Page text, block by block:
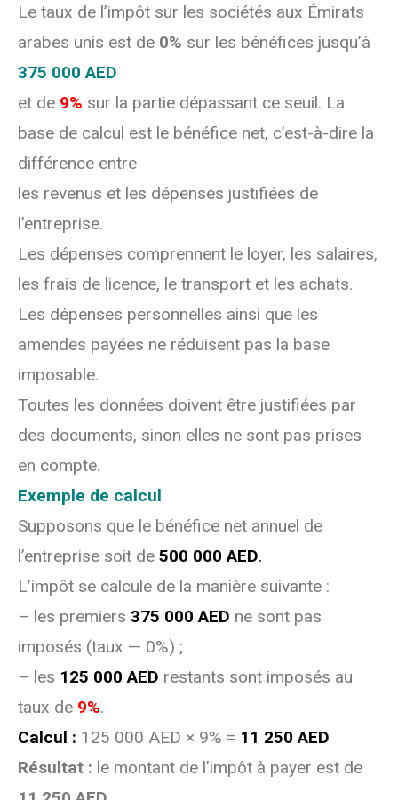
Le taux de l’impôt sur les sociétés aux Émirats
arabes unis est de 0% sur les bénéfices jusqu’à
375 000 AED
et de 9% sur la partie dépassant ce seuil. La
base de calcul est le bénéfice net, c’est-à-dire la
différence entre
les revenus et les dépenses justifiées de
l’entreprise.
Les dépenses comprennent le loyer, les salaires,
les frais de licence, le transport et les achats.
Les dépenses personnelles ainsi que les
amendes payées ne réduisent pas la base
imposable.
Toutes les données doivent être justifiées par
des documents, sinon elles ne sont pas prises
en compte.
Exemple de calcul
Supposons que le bénéfice net annuel de
l’entreprise soit de 500 000 AED.
L’impôt se calcule de la manière suivante :
– les premiers 375 000 AED ne sont pas
imposés (taux — 0%) ;
– les 125 000 AED restants sont imposés au
taux de 9%.
Calcul : 125 000 AED × 9% = 11 250 AED
Résultat : le montant de l’impôt à payer est de